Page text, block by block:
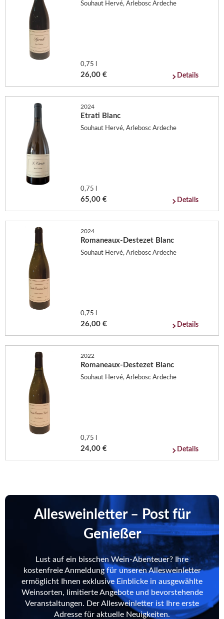
Souhaut Hervé, Arlebosc Ardeche
0,75 l
26,00 € Details
2024
Etrati Blanc
Souhaut Hervé, Arlebosc Ardeche
0,75 l
65,00 € Details
2024
Romaneaux-Destezet Blanc
Souhaut Hervé, Arlebosc Ardeche
0,75 l
26,00 € Details
2022
Romaneaux-Destezet Blanc
Souhaut Hervé, Arlebosc Ardeche
0,75 l
24,00 € Details
Allesweinletter – Post für
Genießer
Lust auf ein bisschen Wein-Abenteuer? Ihre
kostenfreie Anmeldung für unseren Allesweinletter
ermöglicht Ihnen exklusive Einblicke in ausgewählte
Weinsorten, limitierte Angebote und bevorstehende
Veranstaltungen. Der Allesweinletter ist Ihre erste
Adresse für aktuelle Neuigkeiten.